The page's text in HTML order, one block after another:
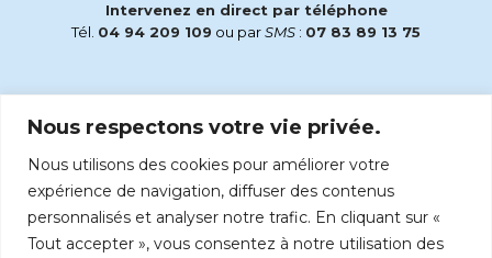
Nous respectons votre vie privée.
Nous utilisons des cookies pour améliorer votre
expérience de navigation, diffuser des contenus
personnalisés et analyser notre trafic. En cliquant sur «
Tout accepter », vous consentez à notre utilisation des
Intervenez en direct par téléphone
Tél. 04 94 209 109 ou parSMS : 07 83 89 13 75
accueil@radiomaria.fr
Écoutez Radio Maria sur :